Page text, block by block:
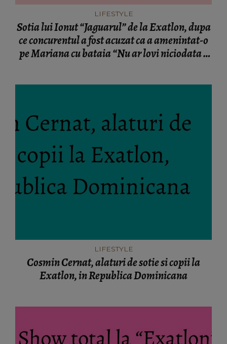
LIFESTYLE
Sotia lui Ionut “Jaguarul” de la Exatlon, dupa
ce concurentul a fost acuzat ca a amenintat-o
pe Mariana cu bataia “Nu ar lovi niciodata o
LIFESTYLE
Cosmin Cernat, alaturi de sotie si copii la
Exatlon, in Republica Dominicana